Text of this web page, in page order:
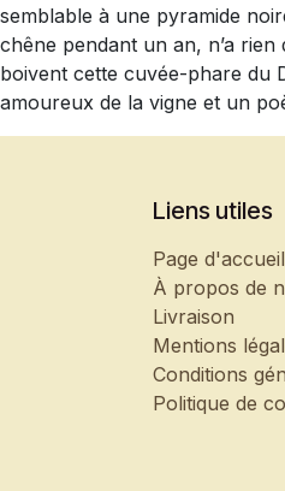
semblable à une pyramide
chêne pendant un an, n’a rien
boivent cette cuvée-phare du
amoureux de la vigne et un
Liens utiles
Page d'accueil
À propos de
Livraison
Mentions
Conditions
Politique de